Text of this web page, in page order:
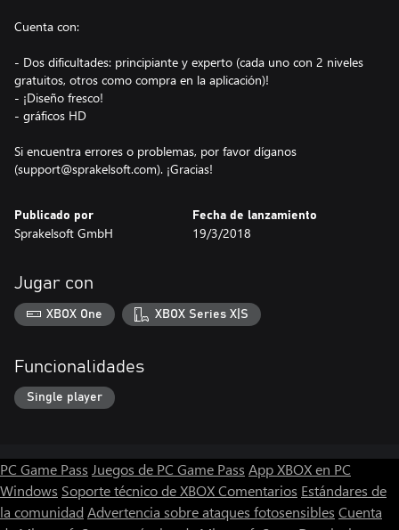
Cuenta con:
- Dos dificultades: principiante y experto (cada uno con 2 niveles
gratuitos, otros como compra en la aplicación)!
- ¡Diseño fresco!
- gráficos HD
Si encuentra errores o problemas, por favor díganos
(support@sprakelsoft.com). ¡Gracias!
Publicado por
Sprakelsoft GmbH
Fecha de lanzamiento
19/3/2018
Jugar con
XBOX One XBOX Series X|S
Funcionalidades
Single player
PC Game Pass Juegos de PC Game Pass App XBOX en PC
Windows Soporte técnico de XBOXComentarios Estándares de
la comunidad Advertencia sobre ataques fotosensibles Cuenta